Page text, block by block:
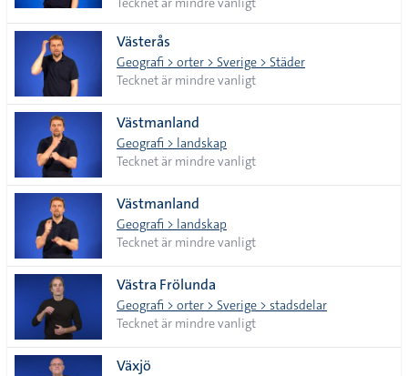
Västerås
Geografi > orter > Sverige > Städer
Tecknet är mindre vanligt
Västmanland
Geografi > landskap
Tecknet är mindre vanligt
Västmanland
Geografi > landskap
Tecknet är mindre vanligt
Västra Frölunda
Geografi > orter > Sverige > stadsdelar
Tecknet är mindre vanligt
Växjö